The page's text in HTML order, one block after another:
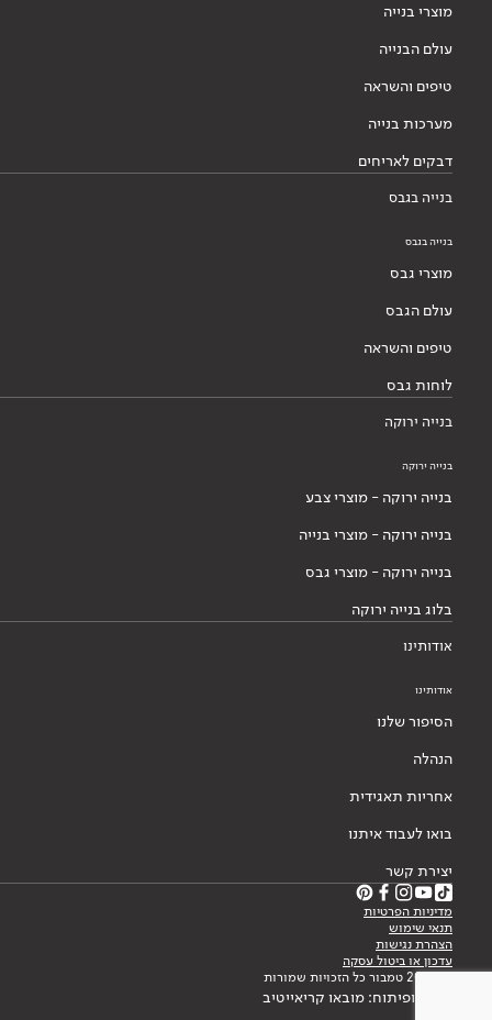
מוצרי בנייה
עולם הבנייה
טיפים והשראה
מערכות בנייה
דבקים לאריחים
בנייה בגבס
בנייה בגבס
מוצרי גבס
עולם הגבס
טיפים והשראה
לוחות גבס
בנייה ירוקה
בנייה ירוקה
בנייה ירוקה - מוצרי צבע
בנייה ירוקה - מוצרי בנייה
בנייה ירוקה - מוצרי גבס
בלוג בנייה ירוקה
אודותינו
אודותינו
הסיפור שלנו
הנהלה
אחריות תאגידית
בואו לעבוד איתנו
יצירת קשר
מדיניות הפרטיות
תנאי שימוש
הצהרת נגישות
עדכון או ביטול עסקה
© 2026 טמבור כל הזכויות שמורות
עיצוב ופיתוח: מובאו קריאייטיב